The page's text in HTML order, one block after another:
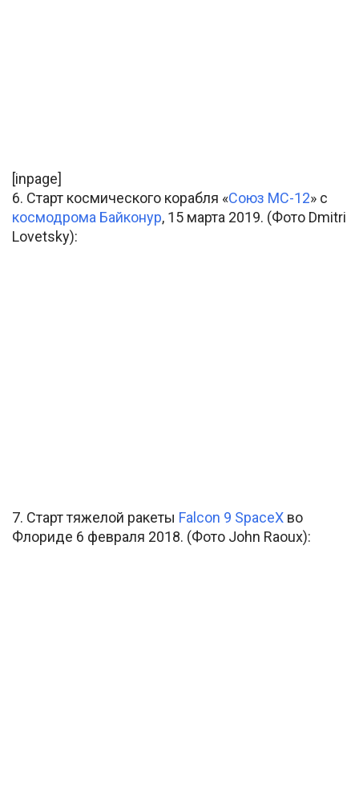
[inpage]
6. Старт космического корабля «Союз МС-12» с
космодрома Байконур, 15 марта 2019. (Фото Dmitri
Lovetsky):
7. Старт тяжелой ракеты Falcon 9 SpaceX во
Флориде 6 февраля 2018. (Фото John Raoux):